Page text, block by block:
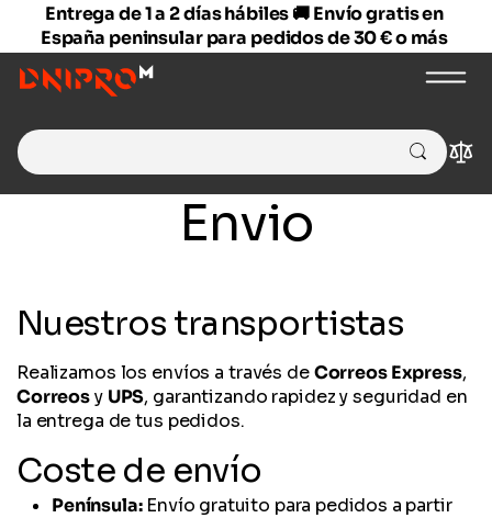
Entrega de 1 a 2 días hábiles 🚚 Envío gratis en
España peninsular para pedidos de 30 € o más
Search for:
Envio
Nuestros transportistas
Realizamos los envíos a través deCorreos Express,
Correosy UPS, garantizando rapidez y seguridad en
la entrega de tus pedidos.
Coste de envío
Península:Envío gratuito para pedidos a partir